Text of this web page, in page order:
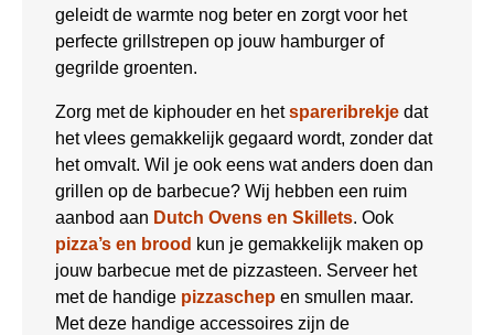
geleidt de warmte nog beter en zorgt voor het
perfecte grillstrepen op jouw hamburger of
gegrilde groenten.
Zorg met de kiphouder en hetspareribrekje dat
het vlees gemakkelijk gegaard wordt, zonder dat
het omvalt. Wil je ook eens wat anders doen dan
grillen op de barbecue? Wij hebben een ruim
aanbod aan Dutch Ovens en Skillets. Ook
pizza’s en brood kun je gemakkelijk maken op
jouw barbecue met de pizzasteen. Serveer het
met de handige pizzaschep en smullen maar.
Met deze handige accessoires zijn de